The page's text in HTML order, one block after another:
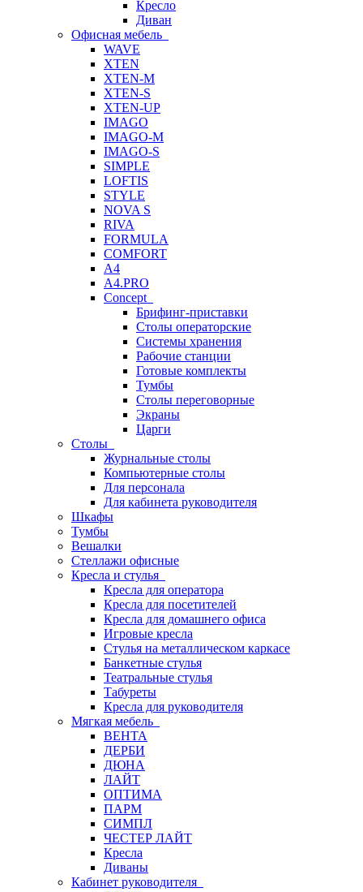
Кресло
Диван
Офисная мебель
WAVE
XTEN
XTEN-M
XTEN-S
XTEN-UP
IMAGO
IMAGO-M
IMAGO-S
SIMPLE
LOFTIS
STYLE
NOVA S
RIVA
FORMULA
COMFORT
A4
A4.PRO
Concept
Брифинг-приставки
Столы операторские
Системы хранения
Рабочие станции
Готовые комплекты
Тумбы
Столы переговорные
Экраны
Царги
Столы
Журнальные столы
Компьютерные столы
Для персонала
Для кабинета руководителя
Шкафы
Тумбы
Вешалки
Стеллажи офисные
Кресла и стулья
Кресла для оператора
Кресла для посетителей
Кресла для домашнего офиса
Игровые кресла
Стулья на металлическом каркасе
Банкетные стулья
Театральные стулья
Табуреты
Кресла для руководителя
Мягкая мебель
ВЕНТА
ДЕРБИ
ДЮНА
ЛАЙТ
ОПТИМА
ПАРМ
СИМПЛ
ЧЕСТЕР ЛАЙТ
Кресла
Диваны
Кабинет руководителя